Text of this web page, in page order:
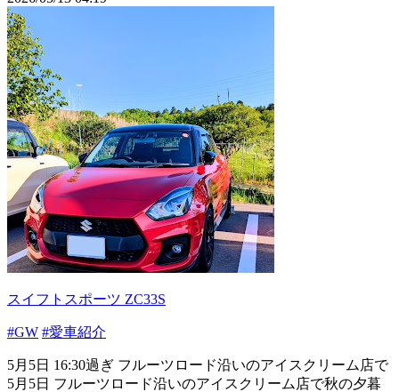
スイフトスポーツ ZC33S
#GW #愛車紹介
5月5日 16:30過ぎ フルーツロード沿いのアイスクリーム店で
5月5日 フルーツロード沿いのアイスクリーム店で秋の夕暮